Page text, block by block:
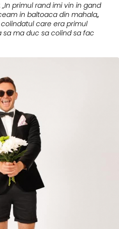
„In primul rand imi vin in gand
in baltoaca din mahala,,
care era primul
sa ma duc sa colind sa fac